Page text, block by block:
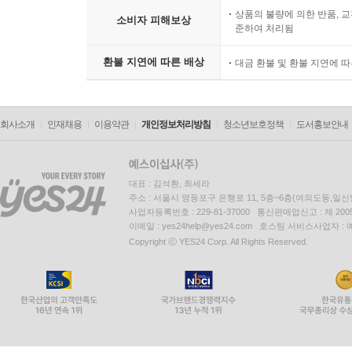
소비자 피해보상
상품의 불량에 의한 반품,
준하여 처리됨
환불 지연에 따른 배상 대금 환불 및 환불 지연에
회사소개 인재채용 이용약관 개인정보처리방침 청소년보호정책 도서홍보안내
대표 : 김석환, 최세라
주소 : 서울시 영등포구 은행로 11, 5층~6층(여의도동,일신
사업자등록번호 : 229-81-37000 통신판매업신고 : 제
이메일 : yes24help@yes24.com 호스팅 서비스사업자 :
Copyright ⓒ YES24 Corp. All Rights Reserved.